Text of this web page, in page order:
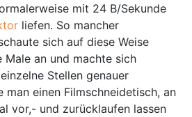
mit 24 B/Sekunde
liefen. So mancher
sich auf diese Weise
Male an und machte sich
Stellen genauer
man einen Filmschneidetisch, an
vor,- und zurücklaufen lassen